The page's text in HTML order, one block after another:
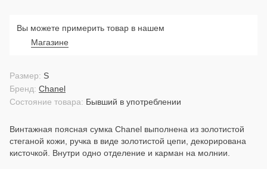
Вы можете примерить товар в нашем
Магазине
Состояние товара: Бывший в употреблении
Бренд: Chanel
Размер: S
Винтажная поясная сумка Chanel выполнена из золотистой
стеганой кожи, ручка в виде золотистой цепи, декорирована
кисточкой. Внутри одно отделение и карман на молнии.